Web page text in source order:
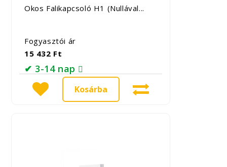
Okos Falikapcsoló H1 (Nullával...
Fogyasztói ár
15 432 Ft
✔ 3-14 nap
Kosárba